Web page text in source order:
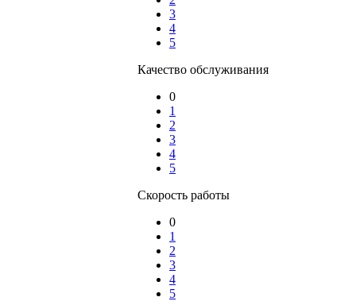
3
4
5
Качество обслуживания
0
1
2
3
4
5
Скорость работы
0
1
2
3
4
5